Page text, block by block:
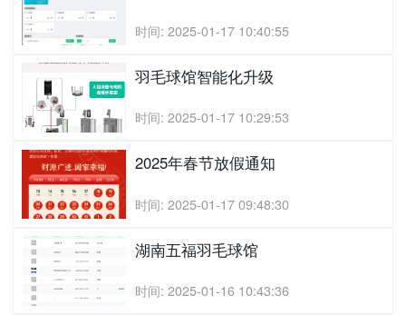
时间: 2025-01-17 10:40:55
羽毛球馆智能化升级
时间: 2025-01-17 10:29:53
2025年春节放假通知
时间: 2025-01-17 09:48:30
湖南五福羽毛球馆
时间: 2025-01-16 10:43:36